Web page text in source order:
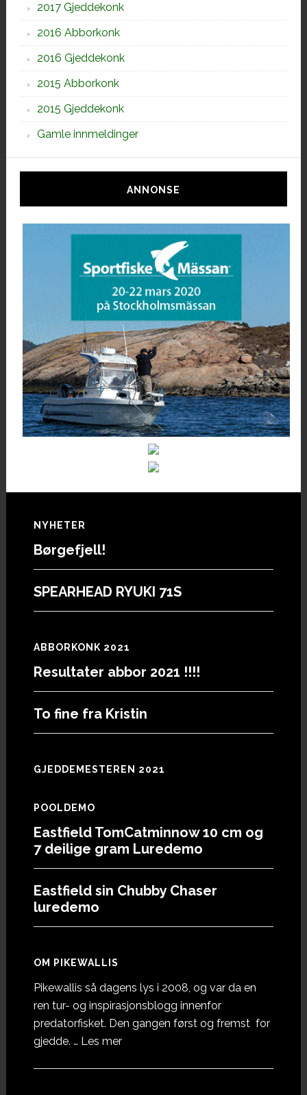
2017 Gjeddekonk
2016 Abborkonk
2016 Gjeddekonk
2015 Abborkonk
2015 Gjeddekonk
Gamle innmeldinger
ANNONSE
Footer
NYHETER
Børgefjell!
SPEARHEAD RYUKI 71S
ABBORKONK 2021
Resultater abbor 2021 !!!!
To fine fra Kristin
GJEDDEMESTEREN 2021
POOLDEMO
Eastfield TomCatminnow 10 cm og
7 deilige gram Luredemo
Eastfield sin Chubby Chaser
luredemo
OM PIKEWALLIS
Pikewallis så dagens lys i 2008, og var da en
ren tur- og inspirasjonsblogg innenfor
predatorfisket. Den gangen først og fremst for
gjedde. … Les meromOm